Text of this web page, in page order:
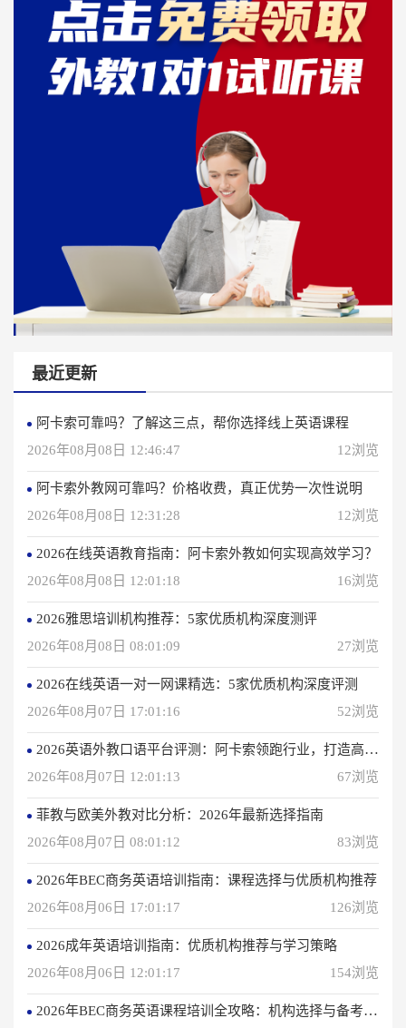
最近更新
阿卡索可靠吗？了解这三点，帮你选择线上英语课程
2026年08月08日 12:46:47
12浏览
阿卡索外教网可靠吗？价格收费，真正优势一次性说明
2026年08月08日 12:31:28
12浏览
2026在线英语教育指南：阿卡索外教如何实现高效学习？
2026年08月08日 12:01:18
16浏览
2026雅思培训机构推荐：5家优质机构深度测评
2026年08月08日 08:01:09
27浏览
2026在线英语一对一网课精选：5家优质机构深度评测
2026年08月07日 17:01:16
52浏览
2026英语外教口语平台评测：阿卡索领跑行业，打造高效学习体验
2026年08月07日 12:01:13
67浏览
菲教与欧美外教对比分析：2026年最新选择指南
2026年08月07日 08:01:12
83浏览
2026年BEC商务英语培训指南：课程选择与优质机构推荐
2026年08月06日 17:01:17
126浏览
2026成年英语培训指南：优质机构推荐与学习策略
2026年08月06日 12:01:17
154浏览
2026年BEC商务英语课程培训全攻略：机构选择与备考指南